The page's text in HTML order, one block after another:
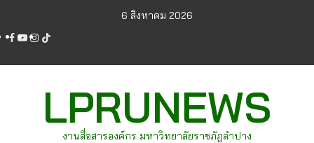
content
6 สิงหาคม 2026
facebook
youtube
instagram
tiktok
LPRUNEWS
งานสื่อสารองค์กร มหาวิทยาลัยราชภัฏลำปาง